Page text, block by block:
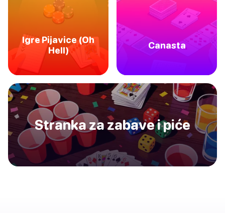
Igre Pijavice (Oh
Hell)
Canasta
Stranka za zabave i piće